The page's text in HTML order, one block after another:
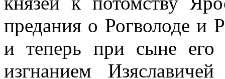
предания о Рогволоде и
и теперь при сыне его
изгнанием